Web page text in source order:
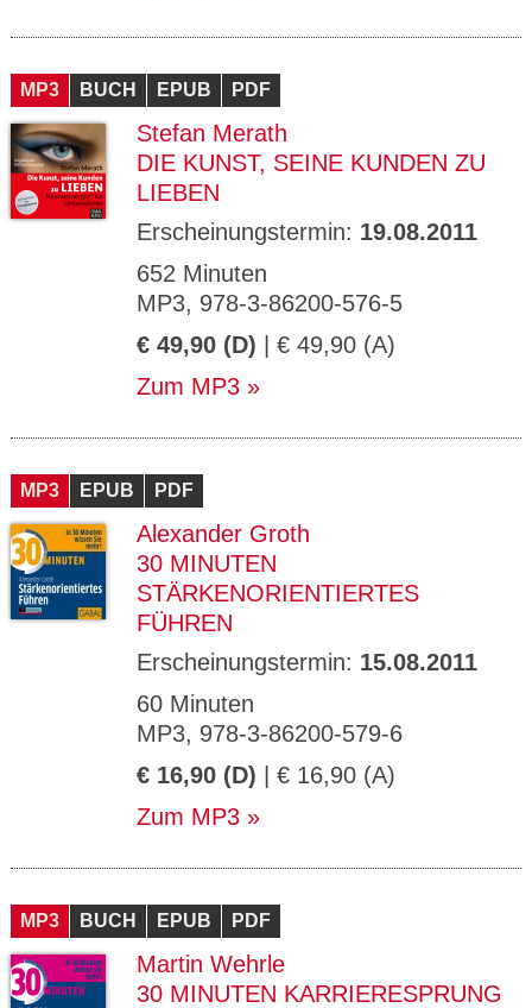
MP3 BUCH EPUB PDF
Stefan Merath
DIE KUNST, SEINE KUNDEN ZU
LIEBEN
Erscheinungstermin: 19.08.2011
652 Minuten
MP3, 978-3-86200-576-5
€ 49,90 (D) | € 49,90 (A)
Zum MP3
MP3 EPUB PDF
Alexander Groth
30 MINUTEN
STÄRKENORIENTIERTES
FÜHREN
Erscheinungstermin: 15.08.2011
60 Minuten
MP3, 978-3-86200-579-6
€ 16,90 (D) | € 16,90 (A)
Zum MP3
MP3 BUCH EPUB PDF
Martin Wehrle
30 MINUTEN KARRIERESPRUNG